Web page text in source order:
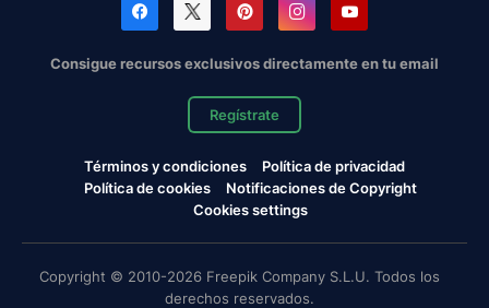
Consigue recursos exclusivos directamente en tu email
Regístrate
Términos y condiciones
Política de privacidad
Política de cookies
Notificaciones de Copyright
Cookies settings
Copyright © 2010-2026 Freepik Company S.L.U. Todos los
derechos reservados.